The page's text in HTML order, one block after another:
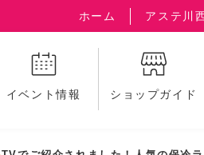
ホーム アステ川
イベント情報 ショップガイド